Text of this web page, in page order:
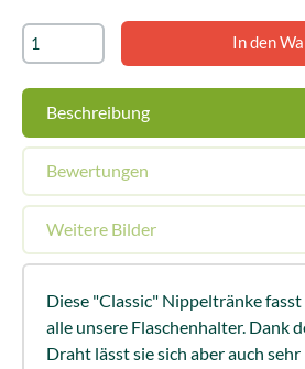
Beschreibung
Bewertungen
Weitere Bilder
Diese "Classic" Nippeltränke
alle unsere Flaschenhalter. Dank
Draht lässt sie sich aber auch